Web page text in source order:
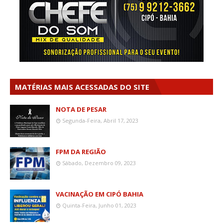
MATÉRIAS MAIS ACESSADAS DO SITE
NOTA DE PESAR
Segunda-Feira, Abril 17, 2023
FPM DA REGIÃO
Sábado, Dezembro 09, 2023
VACINAÇÃO EM CIPÓ BAHIA
Quinta-Feira, Junho 01, 2023